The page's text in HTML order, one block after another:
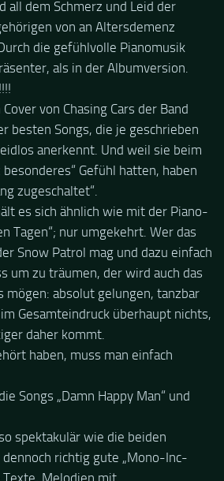
all dem Schmerz und Leid der
von an Altersdemenz
die gefühlvolle Pianomusik
als in der Albumversion.
von Chasing Cars der Band
besten Songs, die je geschrieben
anerkennt. Und weil sie beim
Gefühl hatten, haben
zugeschaltet“.
es sich ähnlich wie mit der Piano-
Tagen“; nur umgekehrt. Wer das
Snow Patrol mag und dazu einfach
um zu träumen, der wird auch das
mögen: absolut gelungen, tanzbar
Gesamteindruck überhaupt nichts,
daher kommt.
haben, muss man einfach
Songs „Damn Happy Man“ und
spektakulär wie die beiden
dennoch richtig gute „Mono-Inc-